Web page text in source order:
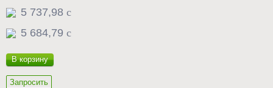
5 737,98 c
5 684,79 c
В корзину
Запросить